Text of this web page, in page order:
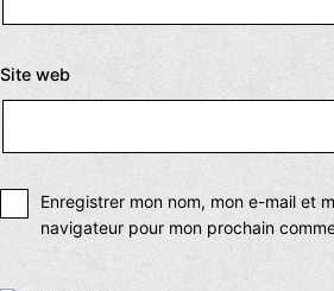
Site web
Enregistrer mon nom, mon e-mail et
navigateur pour mon prochain